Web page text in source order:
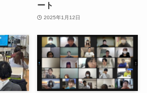
ート
2025年1月12日